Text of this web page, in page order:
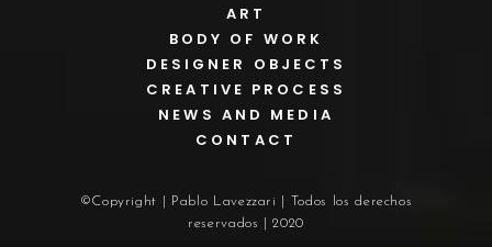
ART
BODY OF WORK
DESIGNER OBJECTS
CREATIVE PROCESS
NEWS AND MEDIA
CONTACT
©Copyright | Pablo Lavezzari | Todos los derechos
reservados | 2020